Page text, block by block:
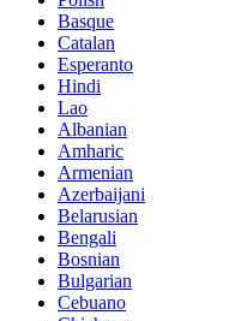
Basque
Catalan
Esperanto
Hindi
Lao
Albanian
Amharic
Armenian
Azerbaijani
Belarusian
Bengali
Bosnian
Bulgarian
Cebuano